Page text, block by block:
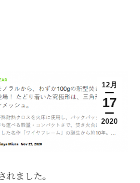
12月
17
2020
ました。